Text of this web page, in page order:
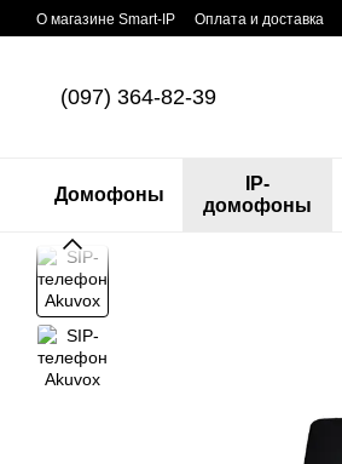
Перейти к основному контенту
О магазине Smart-IP Оплата и доставка
(097) 364-82-39
Домофоны
IP-
домофоны